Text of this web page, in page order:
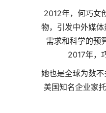
2012年，何巧女
物，引发中外媒
需求和科学的预
2017年，
她也是全球为数
美国知名企业家